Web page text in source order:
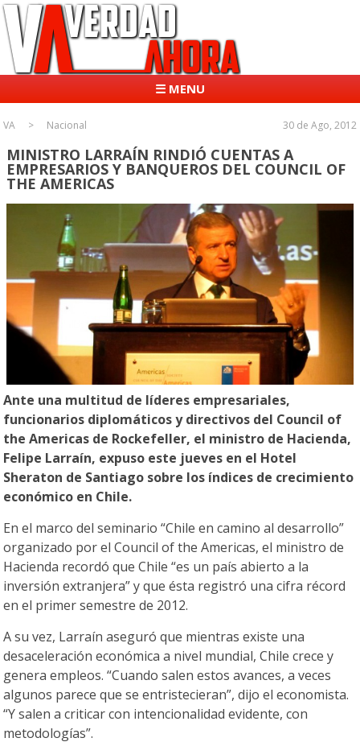
☰ MENU
VA Nacional 30 de Ago, 2012
MINISTRO LARRAÍN RINDIÓ CUENTAS A
EMPRESARIOS Y BANQUEROS DEL COUNCIL OF
THE AMERICAS
Ante una multitud de líderes empresariales,
funcionarios diplomáticos y directivos del Council of
the Americas de Rockefeller, el ministro de Hacienda,
Felipe Larraín, expuso este jueves en el Hotel
Sheraton de Santiago sobre los índices de crecimiento
económico en Chile.
En el marco del seminario “Chile en camino al desarrollo”
organizado por el Council of the Americas, el ministro de
Hacienda recordó que Chile “es un país abierto a la
inversión extranjera” y que ésta registró una cifra récord
en el primer semestre de 2012.
A su vez, Larraín aseguró que mientras existe una
desaceleración económica a nivel mundial, Chile crece y
genera empleos. “Cuando salen estos avances, a veces
algunos parece que se entristecieran”, dijo el economista.
“Y salen a criticar con intencionalidad evidente, con
metodologías”.